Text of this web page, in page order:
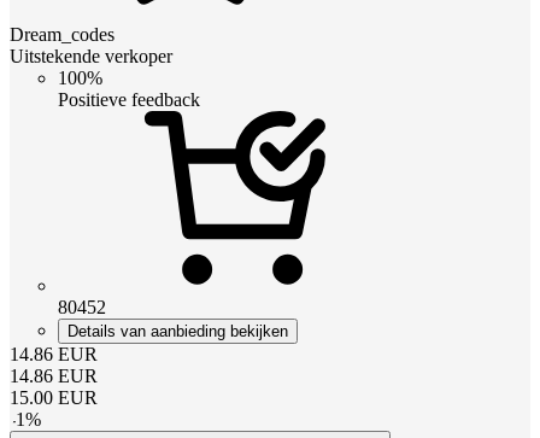
Dream_codes
Uitstekende verkoper
100%
Positieve feedback
80452
Details van aanbieding bekijken
14.86 EUR
14.86 EUR
15.00 EUR
-1%